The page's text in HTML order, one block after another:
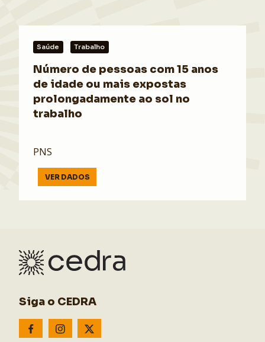
Saúde Trabalho
Número de pessoas com 15 anos
de idade ou mais expostas
prolongadamente ao sol no
trabalho
PNS
VER DADOS
Siga o CEDRA